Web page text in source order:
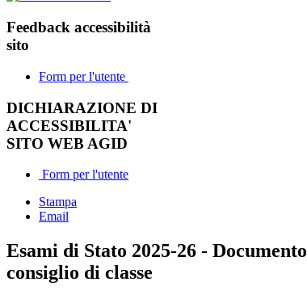
Feedback accessibilità
sito
Form per l'utente
DICHIARAZIONE DI
ACCESSIBILITA'
SITO WEB AGID
Form per l'utente
Stampa
Email
Esami di Stato 2025-26 - Documento
consiglio di classe